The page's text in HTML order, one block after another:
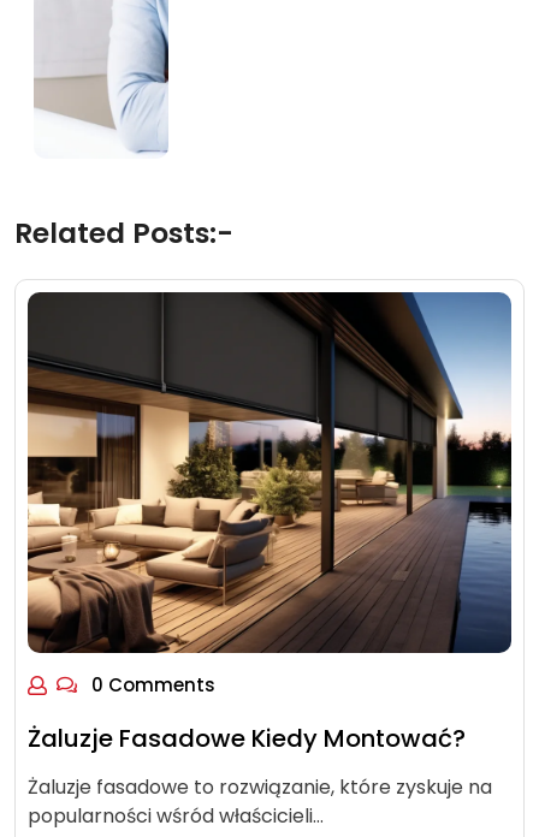
Related Posts:-
0 Comments
Żaluzje Fasadowe Kiedy Montować?
Żaluzje fasadowe to rozwiązanie, które zyskuje na
popularności wśród właścicieli…